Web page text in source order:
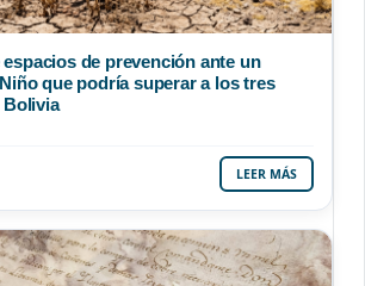
espacios de prevención ante un
que podría superar a los tres
Bolivia
LEER MÁS